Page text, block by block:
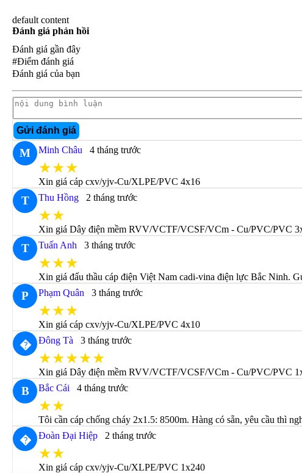
default content
Đánh giá phản hồi
Đánh giá gần đây
#Điểm đánh giá
Đánh giá của bạn
Gửi đánh giá
M Minh Châu 4 tháng trước
★★★
Xin giá cáp cxv/yjv-Cu/XLPE/PVC 4x16
T Thu Hồng 2 tháng trước
★★
Xin giá Dây điện mềm RVV/VCTF/VCSF/VCm - Cu/PVC/PVC
T Tuấn Anh 3 tháng trước
★★★
Xin giá đấu thầu cáp điện Việt Nam cadi-vina điện lực Bắc Ninh.
P Phạm Quân 3 tháng trước
★★★
Xin giá cáp cxv/yjv-Cu/XLPE/PVC 4x10
� Đông Tà 3 tháng trước
★★★★★
Xin giá Dây điện mềm RVV/VCTF/VCSF/VCm - Cu/PVC/PVC
B Bắc Cái 4 tháng trước
★★
Tôi cần cáp chống cháy 2x1.5: 8500m. Hàng có sẵn, yêu cầu thì
� Đoàn Đại Hiệp 2 tháng trước
★★
Xin giá cáp cxv/yjv-Cu/XLPE/PVC 1x240